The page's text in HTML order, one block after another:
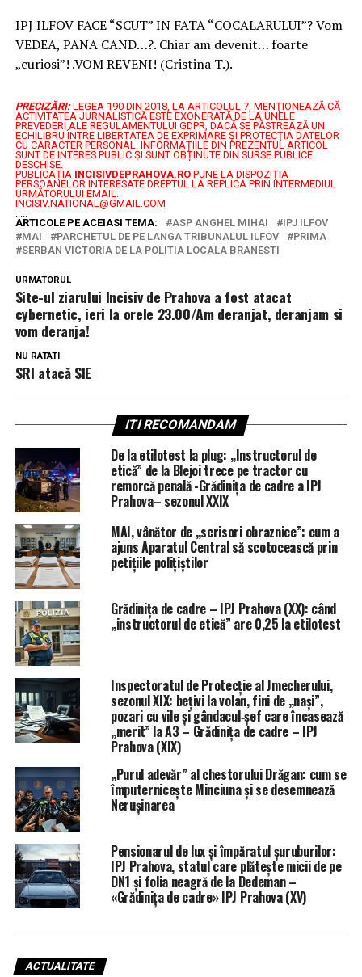
IPJ ILFOV FACE “SCUT” IN FATA “COCALARULUI”? Vom
VEDEA, PANA CAND…?. Chiar am devenit… foarte
„curiosi”! .VOM REVENI! (Cristina T.).
PRECIZĂRI: LEGEA 190 DIN 2018, LA ARTICOLUL 7, MENŢIONEAZĂ CĂ
ACTIVITATEA JURNALISTICĂ ESTE EXONERATĂ DE LA UNELE
PREVEDERI ALE REGULAMENTULUI GDPR, DACĂ SE PĂSTREAZĂ UN
ECHILIBRU ÎNTRE LIBERTATEA DE EXPRIMARE ŞI PROTECŢIA DATELOR
CU CARACTER PERSONAL. INFORMAȚIILE DIN PREZENTUL ARTICOL
SUNT DE INTERES PUBLIC ȘI SUNT OBȚINUTE DIN SURSE PUBLICE
DESCHISE.
PUBLICAȚIA INCISIVDEPRAHOVA.ROPUNE LA DISPOZIȚIA
PERSOANELOR INTERESATE DREPTUL LA REPLICA PRIN INTERMEDIUL
URMĂTORULUI EMAIL:
INCISIV.NATIONAL@GMAIL.COM
.....
ARTICOLE PE ACEIASI TEMA:
ASP ANGHEL MIHAI
IPJ ILFOV
MAI
PARCHETUL DE PE LANGA TRIBUNALUL ILFOV
PRIMA
SERBAN VICTORIA DE LA POLITIA LOCALA BRANESTI
URMATORUL
Site-ul ziarului Incisiv de Prahova a fost atacat
cybernetic, ieri la orele 23.00/Am deranjat, deranjam si
vom deranja!
NU RATATI
SRI atacă SIE
ITI RECOMANDAM
De la etilotest la plug: „Instructorul de
etică” de la Blejoi trece pe tractor cu
remorcă penală -Grădinița de cadre a IPJ
Prahova– sezonul XXIX
MAI, vânător de „scrisori obraznice”: cum a
ajuns Aparatul Central să scotocească prin
petițiile polițiștilor
Grădinița de cadre – IPJ Prahova (XX): când
„instructorul de etică” are 0,25 la etilotest
Inspectoratul de Protecție al Jmecherului,
sezonul XIX: bețivi la volan, fini de „nași”,
pozari cu vile și gândacul‑șef care încasează
„merit” la A3 – Grădinița de cadre – IPJ
Prahova (XIX)
„Purul adevăr” al chestorului Drăgan: cum se
împuternicește Minciuna și se desemnează
Nerușinarea
Pensionarul de lux și împăratul șuruburilor:
IPJ Prahova, statul care plătește micii de pe
DN1 și folia neagră de la Dedeman –
«Grădinița de cadre» IPJ Prahova (XV)
ACTUALITATE